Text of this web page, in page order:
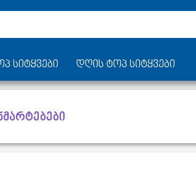
სიტყვები დღის ტოპ სიტყვები